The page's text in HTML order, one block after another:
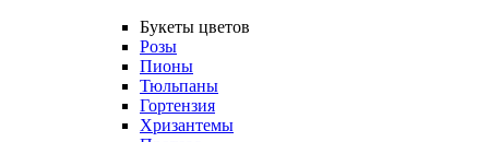
Букеты цветов
Розы
Пионы
Тюльпаны
Гортензия
Хризантемы